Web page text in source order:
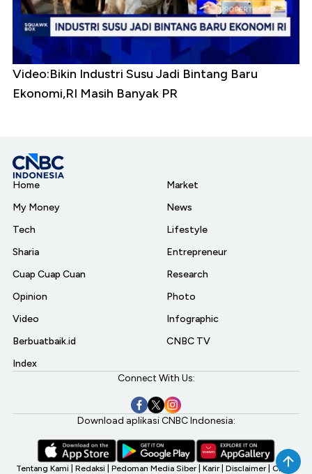
Video:Bikin Industri Susu Jadi Bintang Baru
Ekonomi,RI Masih Banyak PR
Home
My Money
Tech
Sharia
Cuap Cuap Cuan
Opinion
Video
Berbuatbaik.id
Index
Market
News
Lifestyle
Entrepreneur
Research
Photo
Infographic
CNBC TV
Connect With Us:
Download aplikasi CNBC Indonesia:
Tentang Kami Redaksi Pedoman Media Siber Karir Disclaimer CNBC